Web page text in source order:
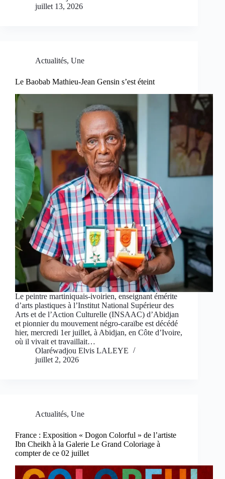
juillet 13, 2026
Actualités, Une
Le Baobab Mathieu-Jean Gensin s’est éteint
Le peintre martiniquais-ivoirien, enseignant émérite
d’arts plastiques à l’Institut National Supérieur des
Arts et de l’Action Culturelle (INSAAC) d’Abidjan
et pionnier du mouvement négro-caraïbe est décédé
hier, mercredi 1er juillet, à Abidjan, en Côte d’Ivoire,
où il vivait et travaillait…
Olaréwadjou Elvis LALEYE
juillet 2, 2026
Actualités, Une
France : Exposition « Dogon Colorful » de l’artiste
Ibn Cheikh à la Galerie Le Grand Coloriage à
compter de ce 02 juillet